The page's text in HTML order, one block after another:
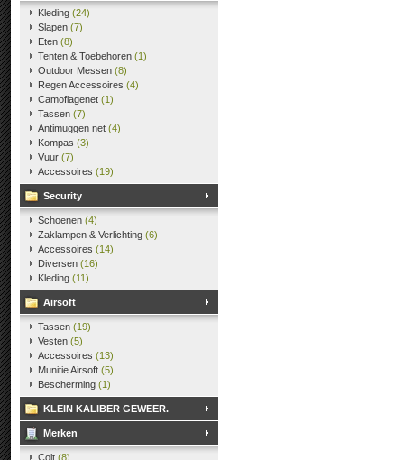
Kleding (24)
Slapen (7)
Eten (8)
Tenten & Toebehoren (1)
Outdoor Messen (8)
Regen Accessoires (4)
Camoflagenet (1)
Tassen (7)
Antimuggen net (4)
Kompas (3)
Vuur (7)
Accessoires (19)
Security
Schoenen (4)
Zaklampen & Verlichting (6)
Accessoires (14)
Diversen (16)
Kleding (11)
Airsoft
Tassen (19)
Vesten (5)
Accessoires (13)
Munitie Airsoft (5)
Bescherming (1)
KLEIN KALIBER GEWEER.
Merken
Colt (8)